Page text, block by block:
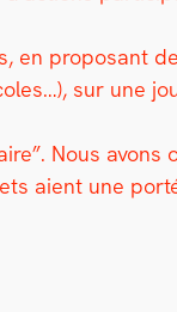
en pro­posant
sur une
Nous
aient une